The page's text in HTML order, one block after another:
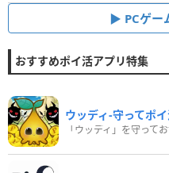
PCゲー
おすすめポイ活アプリ特集
ウッディ‐守ってポ
「ウッディ」を守って